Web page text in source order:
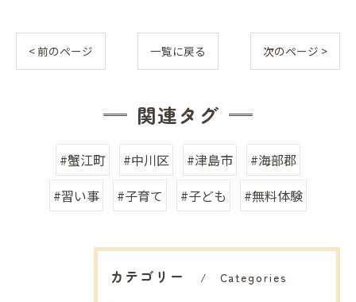
< 前のページ 一覧に戻る 次のページ >
関連タグ
#蟹江町 #中川区 #津島市
#海部郡
#習い事
#子育て #子ども #無料体験
カテゴリー Categories